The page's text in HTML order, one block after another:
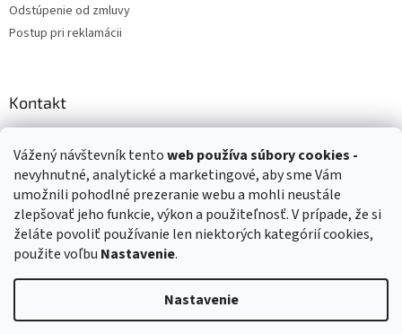
Vážený návštevník tentoweb používasúbory cookies -
nevyhnutné, analytické a marketingové, aby sme Vám
umožnili pohodlné prezeranie webu a mohli neustále
zlepšovať jeho funkcie, výkon a použiteľnosť. V prípade, že si
želáte povoliť používanie len niektorých kategórií cookies,
použite voľbu Nastavenie.
Nastavenie
Odstúpenie od zmluvy
Postup pri reklamácii
Kontakt
+421 903 144 673
Copyright 2026ZuziHračky.sk. Všetky práva vyhradené.Upraviť